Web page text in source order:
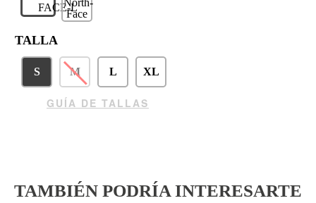
TALLA
S M L XL
GUÍA DE TALLAS
TAMBIÉN PODRÍA INTERESARTE